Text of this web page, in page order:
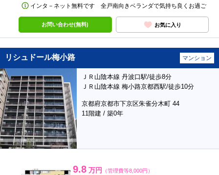
インタ－ネット無料です 全戸南向きベランダで気持ち良くお過ご
お問い合わせ(無料) お気に入り
リシュドール梅小路 マンション
ＪＲ山陰本線 丹波口駅/徒歩8分
ＪＲ山陰本線 梅小路京都西駅/徒歩10分
京都府京都市下京区朱雀分木町 44
11階建 / 築0年
9.8 万円 （管理費等8,000円）